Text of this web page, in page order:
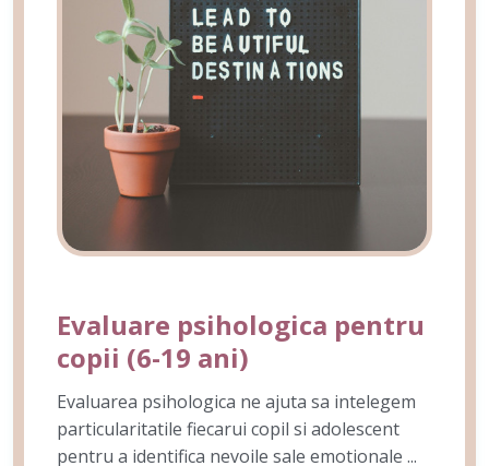
Evaluare psihologica pentru
copii (6-19 ani)
Evaluarea psihologica ne ajuta sa intelegem
particularitatile fiecarui copil si adolescent
pentru a identifica nevoile sale emotionale ...